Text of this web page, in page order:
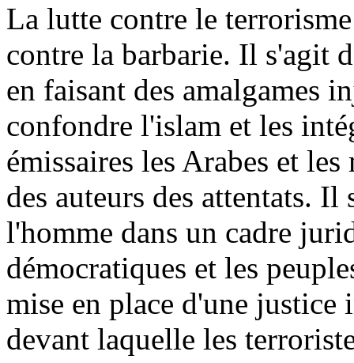
La lutte contre le
contre la barbarie. Il s'agit
en faisant des amalgames
confondre l'islam et les
émissaires les Arabes et
des auteurs des attentats.
l'homme dans un cadre
démocratiques et les
mise en place d'une justice
devant laquelle les